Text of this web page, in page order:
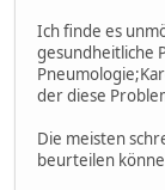
Ich finde es
gesundheitliche
der diese
Die meisten
beurteilen